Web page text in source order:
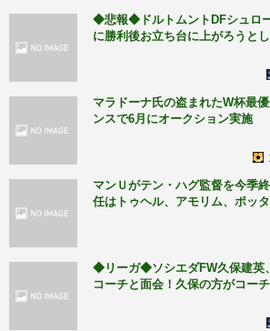
◆悲報◆ドルトムントDFシュロ
に勝利後お立ち台に上がろうと
マラドーナ氏の盗まれたW杯最
ンスで6月にオークション実施
マンＵがテン・ハグ監督を今季
任はトゥヘル、アモリム、ポッ
◆リーガ◆ソシエダFW久保建英
コーチと面会！久保の方がコー